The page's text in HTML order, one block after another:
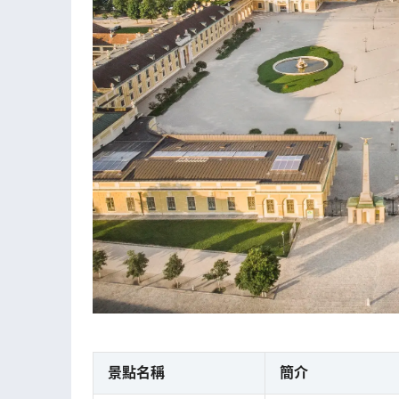
景點名稱 簡介